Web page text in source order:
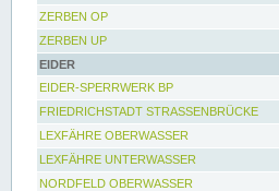
ZERBEN OP
ZERBEN UP
EIDER
EIDER-SPERRWERK BP
FRIEDRICHSTADT STRASSENBRÜCKE
LEXFÄHRE OBERWASSER
LEXFÄHRE UNTERWASSER
NORDFELD OBERWASSER